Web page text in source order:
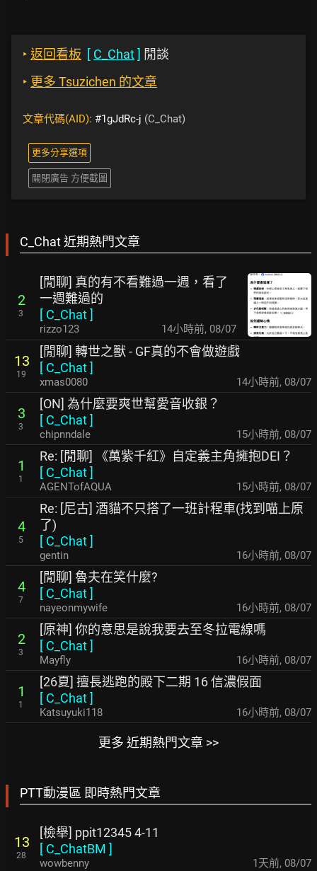
‣ 返回看板 [ C_Chat] 閒談
‣ 更多 Tsuzichen 的文章
文章代碼(AID): #1gJdRc-j (C_Chat)
更多分享選項
關閉廣告 方便截圖
C_Chat 近期熱門文章
2
3
[閒聊] 真的有不看難過一週，看了
一週難過的
[ C_Chat]
rizzo123 14小時前, 08/07
13
19
[閒聊] 轉世之獸 - GF真的不會做遊戲
[ C_Chat]
xmas0080 14小時前, 08/07
3
3
[ON] 為什麼要爽世幫愛音收銀？
[ C_Chat]
chipnndale 15小時前, 08/07
1
1
Re: [閒聊] 《萬紫千紅》自定義主角擁抱DEI？
[ C_Chat]
AGENTofAQUA 15小時前, 08/07
4
5
Re: [尼古] 酒貓不只搭了一班計程車(找到喵上原
了)
[ C_Chat]
gentin 16小時前, 08/07
4
7
[閒聊] 魯夫在笑什麼?
[ C_Chat]
nayeonmywife 16小時前, 08/07
2
3
[原神] 你的意思是說我要去至冬拉電線嗎
[ C_Chat]
Mayfly 16小時前, 08/07
1
1
[26夏] 擅長逃跑的殿下二期 16 信濃假面
[ C_Chat]
Katsuyuki118 16小時前, 08/07
更多 近期熱門文章 >>
PTT動漫區 即時熱門文章
13
28
[檢舉] ppit12345 4-11
[ C_ChatBM ]
wowbenny 1天前, 08/07